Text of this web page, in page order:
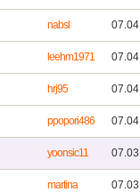
nabsl
leehm1971
hrj95
ppopori486
yoonsic11
martina